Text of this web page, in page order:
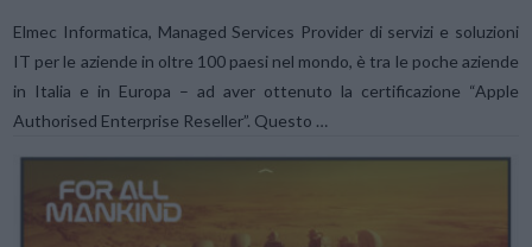
Elmec Informatica, Managed Services Provider di servizi e soluzioni
IT per le aziende in oltre 100 paesi nel mondo, è tra le poche aziende
in Italia e in Europa – ad aver ottenuto la certificazione “Apple
Authorised Enterprise Reseller”. Questo …